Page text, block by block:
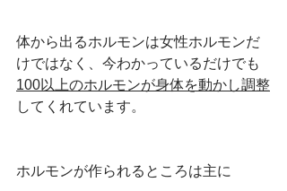
体から出るホルモンは女性ホルモンだ
けではなく、今わかっているだけでも
100以上のホルモンが身体を動かし調整
してくれています。
ホルモンが作られるところは主に